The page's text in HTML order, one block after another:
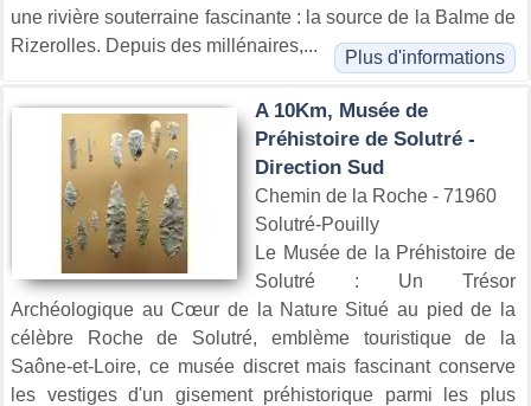
une rivière souterraine fascinante : la source de la Balme de
Rizerolles. Depuis des millénaires,...
Plus d'informations
A 10Km, Musée de
Préhistoire de Solutré -
Direction Sud
Chemin de la Roche - 71960
Solutré-Pouilly
Le Musée de la Préhistoire de
Solutré : Un Trésor
Archéologique au Cœur de la Nature Situé au pied de la
célèbre Roche de Solutré, emblème touristique de la
Saône-et-Loire, ce musée discret mais fascinant conserve
les vestiges d'un gisement préhistorique parmi les plus